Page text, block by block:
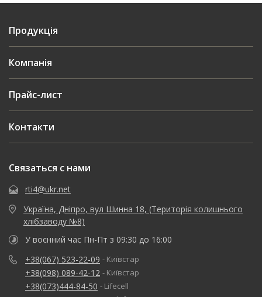
Продукція
Компанія
Прайс-лист
Контакти
Связаться с нами
rti4@ukr.net
Україна, Дніпро, вул Шинна 18, (Територія колишнього
хлібзаводу №8)
У воєнний час Пн-Пт з 09:30 до 16:00
+38(067) 523-22-09 - Київстар
+38(098) 089-42-12 - Київстар
+38(073)444-84-50 - Lifecell